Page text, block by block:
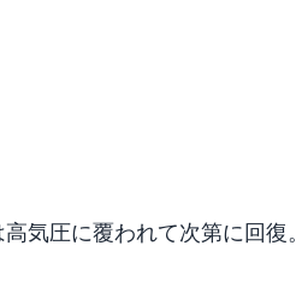
気圧に覆われて次第に回復。